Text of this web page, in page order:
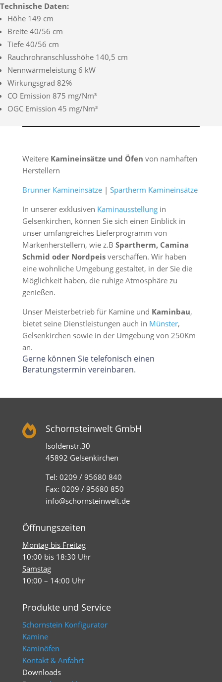
Technische Daten:
Höhe 149 cm
Breite 40/56 cm
Tiefe 40/56 cm
Rauchrohranschlusshöhe 140,5 cm
Nennwärmeleistung 6 kW
Wirkungsgrad 82%
CO Emission 875 mg/Nm³
OGC Emission 45 mg/Nm³
Weitere Kamineinsätze und Öfen von namhaften
Herstellern
Brunner Kamineinsätze| Spartherm Kamineinsätze
In unserer exklusiven Kaminausstellungin
Gelsenkirchen, können Sie sich einen Einblick in
unser umfangreiches Lieferprogramm von
Markenherstellern, wie z.B Spartherm, Camina
Schmid oder Nordpeisverschaffen. Wir haben
eine wohnliche Umgebung gestaltet, in der Sie die
Möglichkeit haben, die ruhige Atmosphäre zu
genießen.
Unser Meisterbetrieb für Kamine und Kaminbau,
bietet seine Dienstleistungen auch in Münster,
Gelsenkirchen sowie in der Umgebung von 250Km
an.
Gerne können Sie telefonisch einen
Beratungstermin vereinbaren.
 Schornsteinwelt GmbH
Isoldenstr.30
45892 Gelsenkirchen
Tel: 0209 / 95680 840
Fax: 0209 / 95680 850
info@schornsteinwelt.de
Öffnungszeiten
Montag bis Freitag
10:00 bis 18:30 Uhr
Samstag
10:00 – 14:00 Uhr
Produkte und Service
Schornstein Konfigurator
Kamine
Kaminöfen
Kontakt & Anfahrt
Downloads